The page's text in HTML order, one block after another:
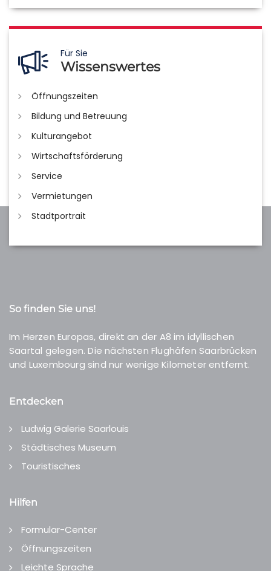
Für Sie
Wissenswertes
Öffnungszeiten
Bildung und Betreuung
Kulturangebot
Wirtschaftsförderung
Service
Vermietungen
Stadtportrait
So finden Sie uns!
Im Herzen Europas, direkt an der A8 im idyllischen
Saartal gelegen. Die nächsten Flughäfen Saarbrücken
und Luxembourg sind nur wenige Kilometer entfernt.
Entdecken
Ludwig Galerie Saarlouis
Städtisches Museum
Touristisches
Hilfen
Formular-Center
Öffnungszeiten
Leichte Sprache